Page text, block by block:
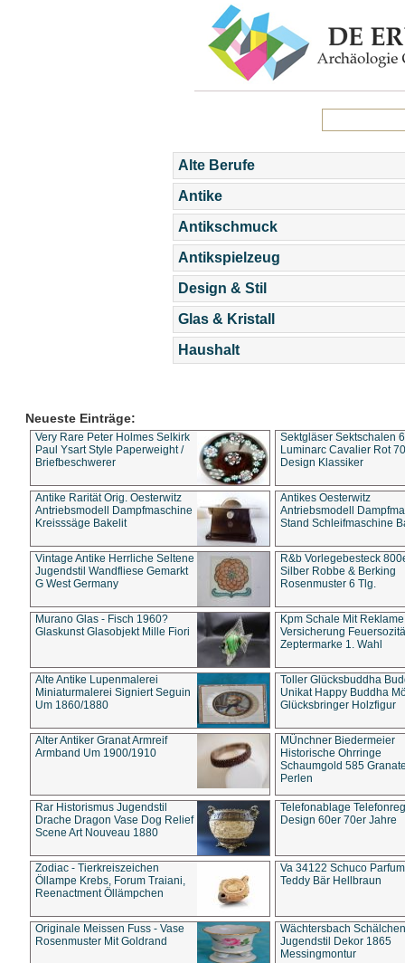
Alte Berufe
Antike
Antikschmuck
Antikspielzeug
Design & Stil
Glas & Kristall
Haushalt
Neueste Einträge:
Very Rare Peter Holmes Selkirk
Paul Ysart Style Paperweight /
Briefbeschwerer
Sektgläser Sektschalen
Luminarc Cavalier Rot
Design Klassiker
Antike Rarität Orig. Oesterwitz
Antriebsmodell Dampfmaschine
Kreisssäge Bakelit
Antikes Oesterwitz
Antriebsmodell
Stand Schleifmaschine
Vintage Antike Herrliche Seltene
Jugendstil Wandfliese Gemarkt
G West Germany
R&b Vorlegebesteck
Silber Robbe & Berking
Rosenmuster 6 Tlg.
Murano Glas - Fisch 1960?
Glaskunst Glasobjekt Mille Fiori
Kpm Schale Mit Reklame
Versicherung
Zeptermarke 1. Wahl
Alte Antike Lupenmalerei
Miniaturmalerei Signiert Seguin
Um 1860/1880
Toller Glücksbuddha
Unikat Happy Buddha
Glücksbringer Holzfigur
Alter Antiker Granat Armreif
Armband Um 1900/1910
MÜnchner Biedermeier
Historische Ohrringe
Schaumgold 585
Perlen
Rar Historismus Jugendstil
Drache Dragon Vase Dog Relief
Scene Art Nouveau 1880
Telefonablage
Design 60er 70er Jahre
Zodiac - Tierkreiszeichen
Öllampe Krebs, Forum Traiani,
Reenactment Öllämpchen
Va 34122 Schuco
Teddy Bär Hellbraun
Originale Meissen Fuss - Vase
Rosenmuster Mit Goldrand
Wächtersbach Schälchen
Jugendstil Dekor 1865
Messingmontur